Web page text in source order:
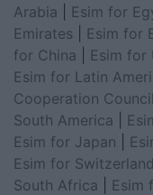
Arabia
Esim for
Emirates
Esim for
for China
Esim for
Esim for Latin
Cooperation Council
South America
Esim for Japan
Esim for Switzerland
South Africa
Esim